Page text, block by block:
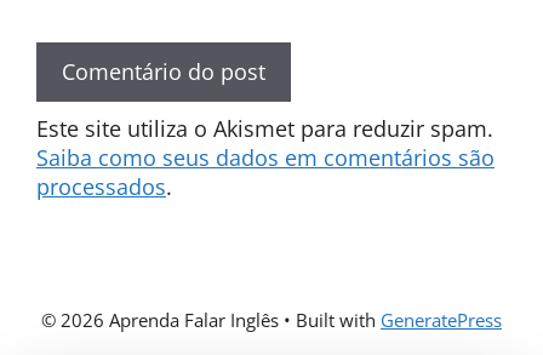
Este site utiliza o Akismet para reduzir spam.
Saiba como seus dados em comentários são
processados.
© 2026 Aprenda Falar Inglês • Built with GeneratePress